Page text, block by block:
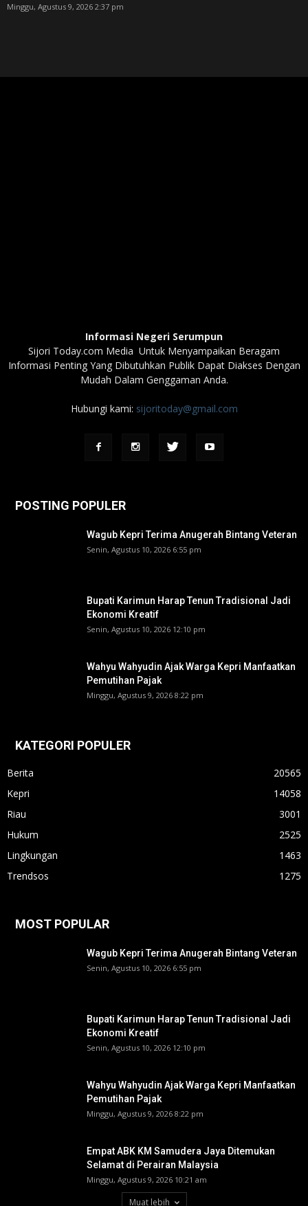
Minggu, Agustus 9, 2026 2:37 pm
Informasi Negeri Serumpun
Sijori Today.com Media Untuk Menyampaikan Beragam
Informasi Penting Yang Dibutuhkan Publik Dapat Diakses Dengan
Mudah Dalam Genggaman Anda.
Hubungi kami: sijoritoday@gmail.com
POSTING POPULER
Wagub Kepri Terima Anugerah Bintang Veteran
Senin, Agustus 10, 2026 6:55 pm
Bupati Karimun Harap Tenun Tradisional Jadi
Ekonomi Kreatif
Senin, Agustus 10, 2026 12:10 pm
Wahyu Wahyudin Ajak Warga Kepri Manfaatkan
Pemutihan Pajak
Minggu, Agustus 9, 2026 8:22 pm
KATEGORI POPULER
Berita
20565
Kepri
14058
Riau
3001
Hukum
2525
Lingkungan
1463
Trendsos
1275
MOST POPULAR
Wagub Kepri Terima Anugerah Bintang Veteran
Senin, Agustus 10, 2026 6:55 pm
Bupati Karimun Harap Tenun Tradisional Jadi
Ekonomi Kreatif
Senin, Agustus 10, 2026 12:10 pm
Wahyu Wahyudin Ajak Warga Kepri Manfaatkan
Pemutihan Pajak
Minggu, Agustus 9, 2026 8:22 pm
Empat ABK KM Samudera Jaya Ditemukan
Selamat di Perairan Malaysia
Minggu, Agustus 9, 2026 10:21 am
Muat lebih